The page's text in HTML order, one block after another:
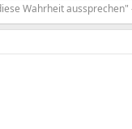
Wahrheit aussprechen"